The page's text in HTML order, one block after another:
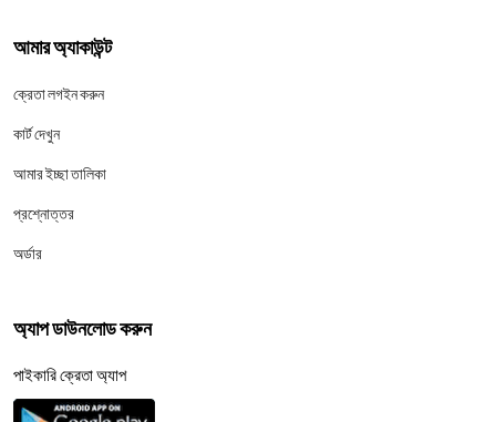
আমার অ্যাকাউন্ট
ক্রেতা লগইন করুন
কার্ট দেখুন
আমার ইচ্ছা তালিকা
প্রশ্নোত্তর
অর্ডার
অ্যাপ ডাউনলোড করুন
পাইকারি ক্রেতা অ্যাপ